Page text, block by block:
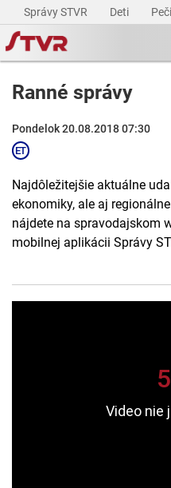
Správy STVR Deti
Ranné správy
Pondelok 20.08.2018 07:30
Najdôležitejšie aktuálne
ekonomiky, ale aj
nájdete na spravodajskom
mobilnej aplikácii Správy